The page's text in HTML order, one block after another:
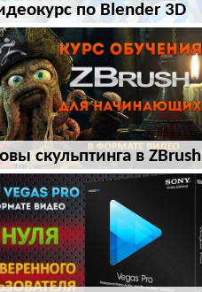
по Blender 3D
скульптинга в ZBrush